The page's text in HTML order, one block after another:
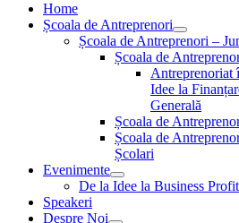
Home
Școala de Antreprenori
Școala de Antreprenori –
Școala de
Antreprenoriat
Idee la
Generală
Școala de
Școala de
Școlari
Evenimente
De la Idee la Business
Speakeri
Despre Noi